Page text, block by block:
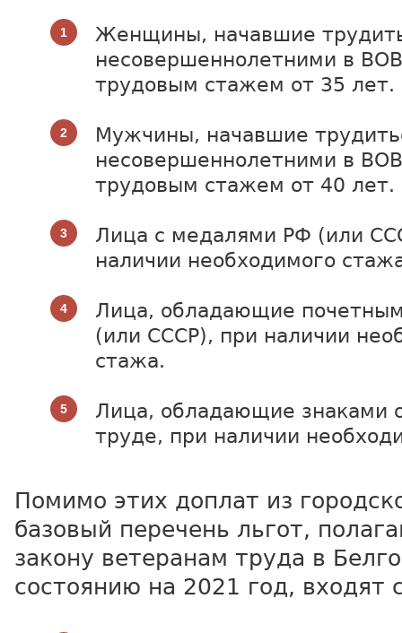
Женщины, начавшие
несовершеннолетними в
трудовым стажем от 35 лет.
Мужчины, начавшие
несовершеннолетними в
трудовым стажем от 40 лет.
Лица с медалями РФ (или
наличии необходимого
Лица, обладающие
(или СССР), при наличии
стажа.
Лица, обладающие знаками
труде, при наличии
Помимо этих доплат из
базовый перечень льгот,
закону ветеранам труда в
состоянию на 2021 год, входят